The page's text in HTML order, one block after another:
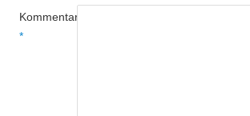
Kommentar
*